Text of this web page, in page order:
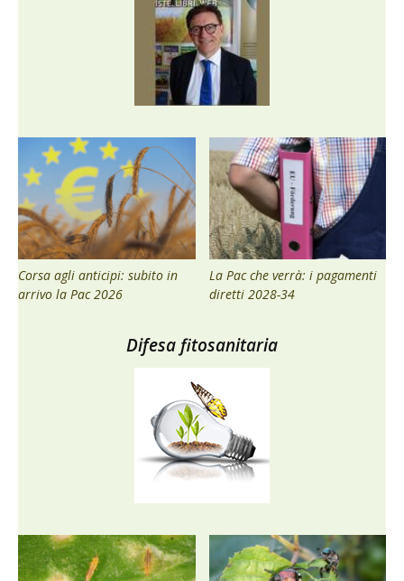
Corsa agli anticipi: subito in
arrivo la Pac 2026
La Pac che verrà: i pagamenti
diretti 2028-34
Difesa fitosanitaria